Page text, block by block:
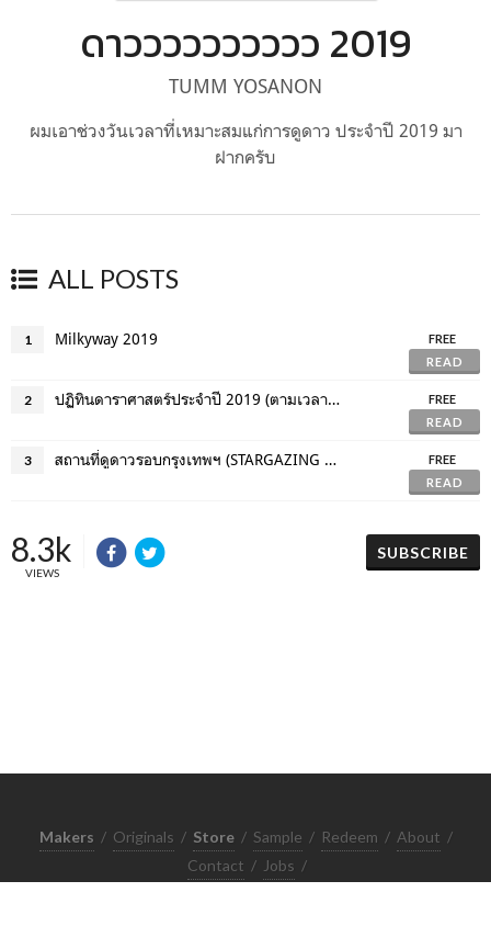
ดาวววววววววว 2019
TUMM YOSANON
ผมเอาช่วงวันเวลาที่เหมาะสมแก่การดูดาว ประจำปี 2019 มา
ฝากครับ
ALL POSTS
1 Milkyway 2019
FREE
READ
2 ปฏิทินดาราศาสตร์ประจำปี 2019 (ตามเวลาไทย : UTC+7.00)
FREE
READ
3 สถานที่ดูดาวรอบกรุงเทพฯ (STARGAZING MAP !!)
FREE
READ
8.3k
VIEWS
SUBSCRIBE
Makers / Originals / Store / Sample / Redeem / About /
Contact / Jobs /